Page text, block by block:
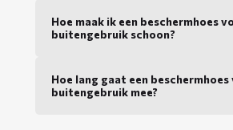
Hoe maak ik een beschermhoes
buitengebruik schoon?
Hoe lang gaat een
buitengebruik mee?